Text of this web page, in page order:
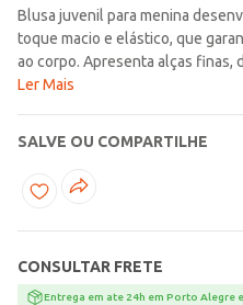
Blusa juvenil para menina
toque macio e elástico, que
ao corpo. Apresenta alças finas,
acabamento simples, compondo
feminilidade. Ideal para compor
o dia a dia!\n\nTecido: Malha
04% elastano
Ler Mais
SALVE OU COMPARTILHE
CONSULTAR FRETE
Entrega em ate 24h em Porto Alegre